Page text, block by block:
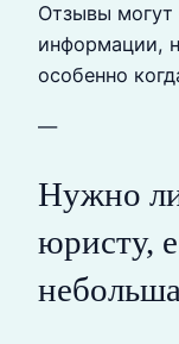
Отзывы могут
информации,
особенно
—
Нужно
юристу,